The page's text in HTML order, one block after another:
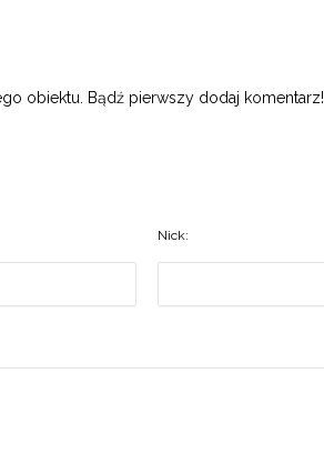
obiektu. Bądź pierwszy dodaj komentarz!
Nick: